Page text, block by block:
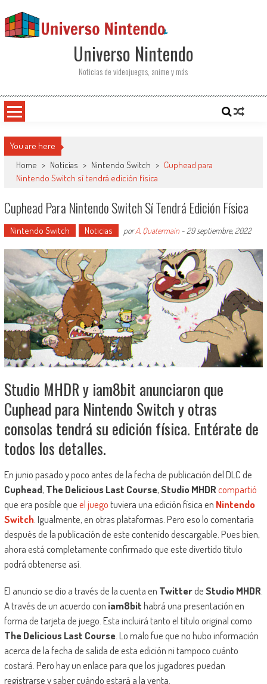
Universo Nintendo
Noticias de videojuegos, anime y más
You are here
Home > Noticias > Nintendo Switch > Cuphead para
Nintendo Switch sí tendrá edición física
Cuphead Para Nintendo Switch Sí Tendrá Edición Física
Nintendo Switch Noticias porA. Quatermain- 29 septiembre, 2022
Studio MHDR y iam8bit anunciaron que
Cuphead para Nintendo Switch y otras
consolas tendrá su edición física. Entérate de
todos los detalles.
En junio pasado y poco antes de la fecha de publicación del DLC de
Cuphead, The Delicious Last Course,Studio MHDRcompartió
que era posible queel juegotuviera una edición física en Nintendo
Switch. Igualmente, en otras plataformas. Pero eso lo comentaría
después de la publicación de este contenido descargable. Pues bien,
ahora está completamente confirmado que este divertido título
podrá obtenerse así.
El anuncio se dio a través de la cuenta en TwitterdeStudio MHDR
A través de un acuerdo con iam8bithabrá una presentación en
forma de tarjeta de juego. Esta incluirá tanto el título original como
The Delicious Last Course. Lo malo fue que no hubo información
acerca de la fecha de salida de esta edición ni tampoco cuánto
costará. Pero hay un enlace para que los jugadores puedan
registrarse y saber cuándo estará a la venta.